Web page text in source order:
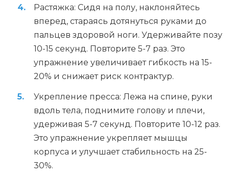
Растяжка: Сидя на полу, наклоняйтесь
вперед, стараясь дотянуться руками до
пальцев здоровой ноги. Удерживайте позу
10-15 секунд. Повторите 5-7 раз. Это
упражнение увеличивает гибкость на 15-
20% и снижает риск контрактур.
Укрепление пресса: Лежа на спине, руки
вдоль тела, поднимите голову и плечи,
удерживая 5-7 секунд. Повторите 10-12 раз.
Это упражнение укрепляет мышцы
корпуса и улучшает стабильность на 25-
30%.